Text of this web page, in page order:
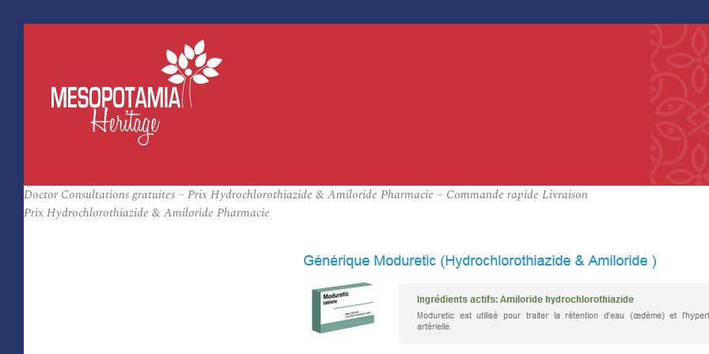
Doctor Consultations gratuites – Prix Hydrochlorothiazide & Amiloride Pharmacie – Commande rapide Livraison
Prix Hydrochlorothiazide & Amiloride Pharmacie